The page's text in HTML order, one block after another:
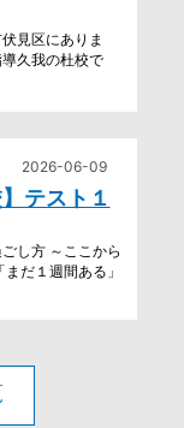
見区にありま
久我の杜校で
2026-06-09
テスト１
し方 ～ここから
だ１週間ある」